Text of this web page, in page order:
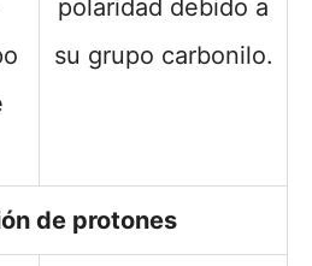
polaridad debido a
su grupo carbonilo.
de protones